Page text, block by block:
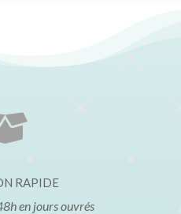
RAPIDE
en jours ouvrés